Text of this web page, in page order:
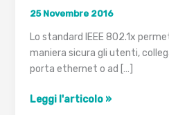
25 Novembre 2016
Lo standard IEEE 802.1x
maniera sicura gli utenti,
porta ethernet o ad […]
IEEE
Leggi l'articolo »